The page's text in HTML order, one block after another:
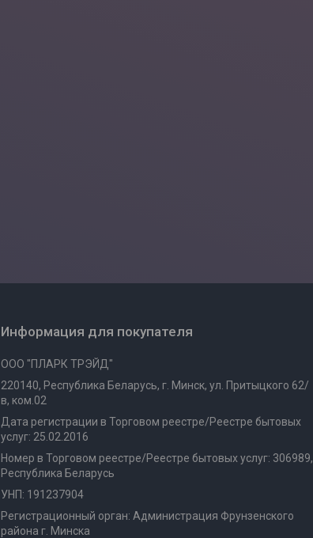
Информация для покупателя
ООО "ПЛАРК ТРЭЙД"
220140, Республика Беларусь, г. Минск, ул. Притыцкого 62/
в, ком.02
Дата регистрации в Торговом реестре/Реестре бытовых
услуг: 25.02.2016
Номер в Торговом реестре/Реестре бытовых услуг: 306989,
Республика Беларусь
УНП: 191237904
Регистрационный орган: Администрация Фрунзенского
района г. Минска